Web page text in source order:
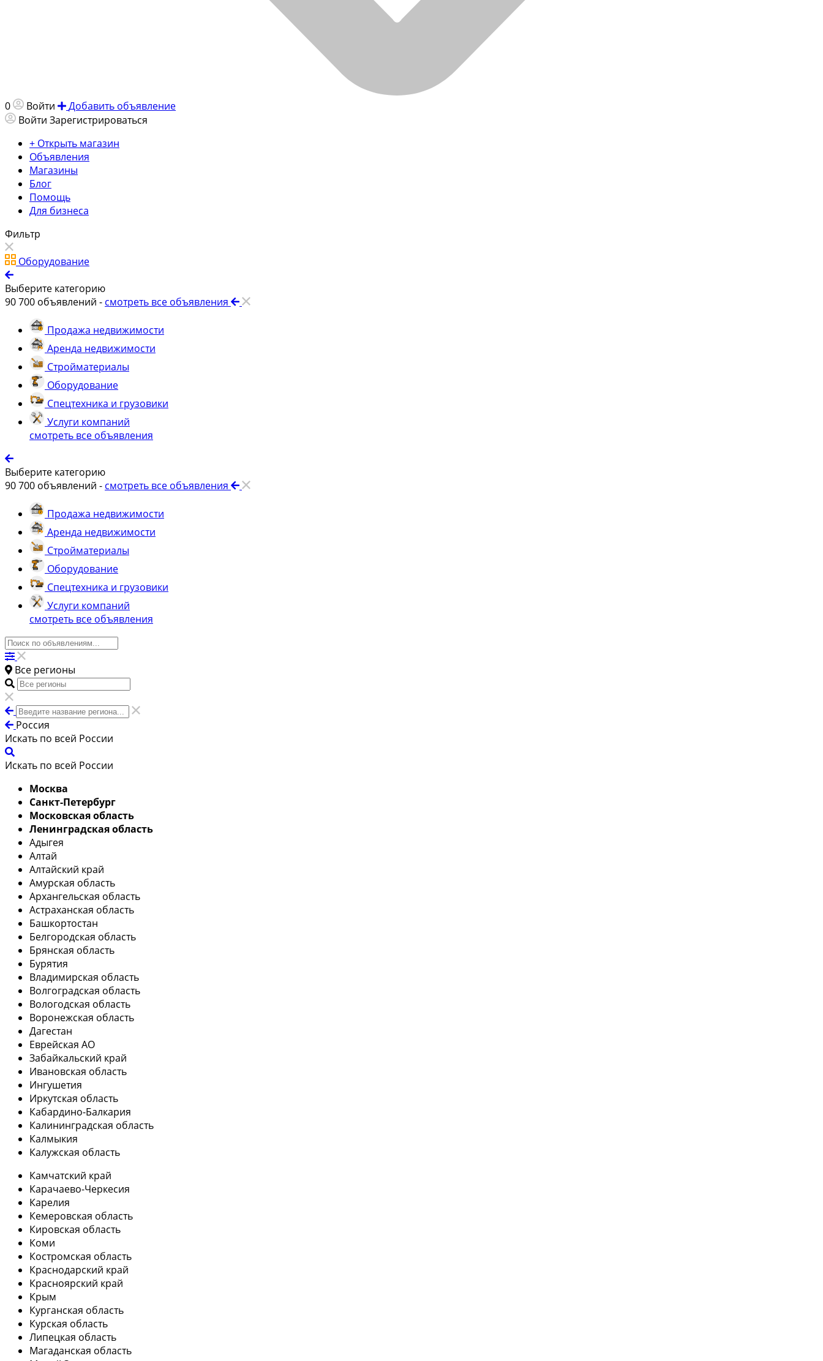
0 Войти
Добавить объявление
Войти Зарегистрироваться
+ Открыть магазин
Объявления
Магазины
Блог
Помощь
Для бизнеса
Фильтр
Оборудование
Выберите категорию
90 700 объявлений - смотреть все объявления
Продажа недвижимости
Аренда недвижимости
Стройматериалы
Оборудование
Спецтехника и грузовики
Услуги компаний
смотреть все объявления
Выберите категорию
90 700 объявлений - смотреть все объявления
Продажа недвижимости
Аренда недвижимости
Стройматериалы
Оборудование
Спецтехника и грузовики
Услуги компаний
смотреть все объявления
Все регионы
Россия
Искать по всей России
Искать по всей России
Москва
Санкт-Петербург
Московская область
Ленинградская область
Адыгея
Алтай
Алтайский край
Амурская область
Архангельская область
Астраханская область
Башкортостан
Белгородская область
Брянская область
Бурятия
Владимирская область
Волгоградская область
Вологодская область
Воронежская область
Дагестан
Еврейская АО
Забайкальский край
Ивановская область
Ингушетия
Иркутская область
Кабардино-Балкария
Калининградская область
Калмыкия
Калужская область
Камчатский край
Карачаево-Черкесия
Карелия
Кемеровская область
Кировская область
Коми
Костромская область
Краснодарский край
Красноярский край
Крым
Курганская область
Курская область
Липецкая область
Магаданская область